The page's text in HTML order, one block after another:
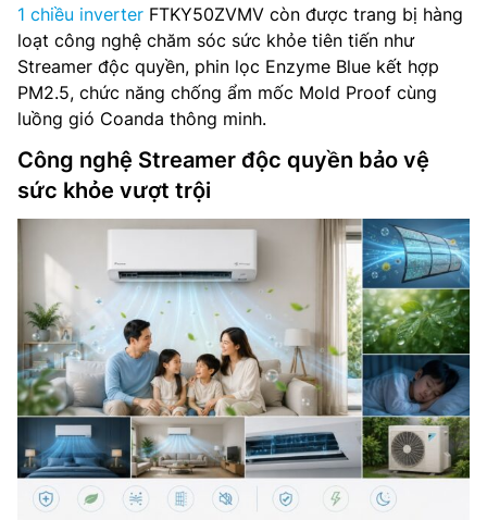
1 chiều inverter FTKY50ZVMV còn được trang bị hàng
loạt công nghệ chăm sóc sức khỏe tiên tiến như
Streamer độc quyền, phin lọc Enzyme Blue kết hợp
PM2.5, chức năng chống ẩm mốc Mold Proof cùng
luồng gió Coanda thông minh.
Công nghệ Streamer độc quyền bảo vệ
sức khỏe vượt trội